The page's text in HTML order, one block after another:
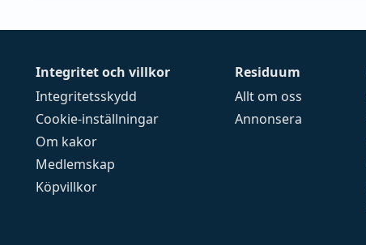
Integritet och villkor
Integritetsskydd
Cookie-inställningar
Om kakor
Medlemskap
Köpvillkor
Residuum
Allt om oss
Annonsera